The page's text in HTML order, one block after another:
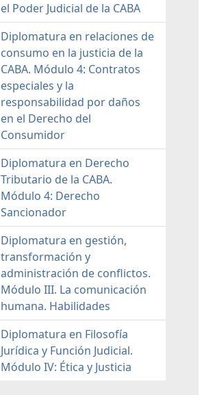
el Poder Judicial de la CABA
Diplomatura en relaciones de
consumo en la justicia de la
CABA. Módulo 4: Contratos
especiales y la
responsabilidad por daños
en el Derecho del
Consumidor
Diplomatura en Derecho
Tributario de la CABA.
Módulo 4: Derecho
Sancionador
Diplomatura en gestión,
transformación y
administración de conflictos.
Módulo III. La comunicación
humana. Habilidades
Diplomatura en Filosofía
Jurídica y Función Judicial.
Módulo IV: Ética y Justicia